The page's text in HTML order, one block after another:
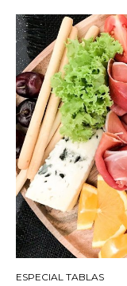
ESPECIAL TABLAS